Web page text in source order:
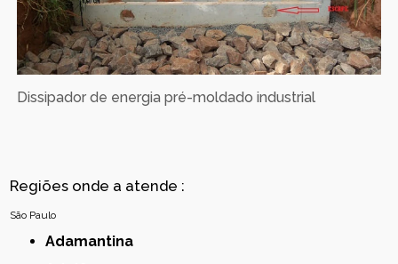
Dissipador de energia pré-moldado industrial
Regiões onde a atende :
São Paulo
Adamantina